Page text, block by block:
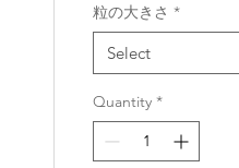
粒の大きさ *
Select
Quantity *